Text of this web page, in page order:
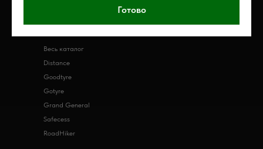
Весь каталог
Distance
Goodtyre
Gotyre
Grand General
Safecess
RoadHiker
Готово